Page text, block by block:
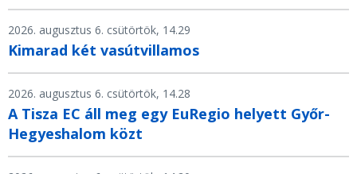
2026. augusztus 6. csütörtök, 14.29
Kimarad két vasútvillamos
2026. augusztus 6. csütörtök, 14.28
A Tisza EC áll meg egy EuRegio helyett Győr-
Hegyeshalom közt